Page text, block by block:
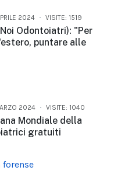
2024 VISITE: 1519
Odontoiatri): "Per
puntare alle
2024 VISITE: 1040
Mondiale della
gratuiti